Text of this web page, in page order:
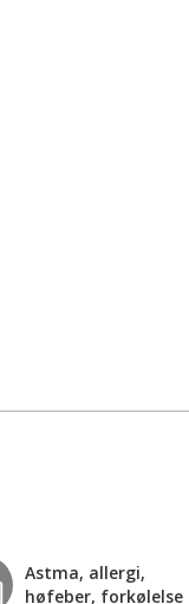
Astma, allergi,
høfeber, forkølelse